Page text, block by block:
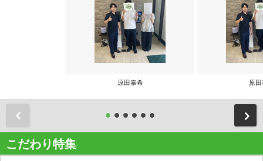
原田泰希 原
こだわり特集